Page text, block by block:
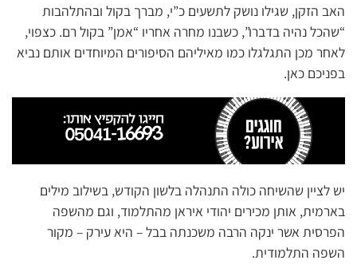
האב הזקן, שגילו נושק לתשעים כ”י, מברך בקול ובהתלהבות
“שהכל נהיה בדברו”, כשבנו מחרה אחריו “אמן” בקול רם. כצפוי,
לאחר מכן התגלגלו כמו מאיליהם הסיפורים המיוחדים אותם נביא
בפניכם כאן.
יש לציין שהשיחה כולה התנהלה בלשון הקודש, בשילוב מילים
בארמית, אותן מכירים יהודי איראן מהתלמוד, וגם מהשפה
הפרסית אשר ינקה הרבה משכנתה בבל – היא עירק – מקור
השפה התלמודית.